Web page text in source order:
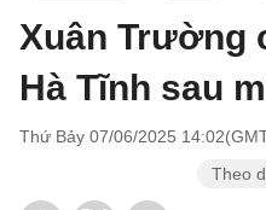
Xuân Trường
Hà Tĩnh sau
Thứ Bảy 07/06/2025
Theo